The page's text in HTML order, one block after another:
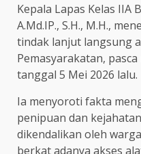
Kepala Lapas Kelas IIA
A.Md.IP., S.H., M.H.,
tindak lanjut langsung
Pemasyarakatan,
tanggal 5 Mei 2026 lalu.
Ia menyoroti fakta
penipuan dan
dikendalikan oleh
berkat adanya akses